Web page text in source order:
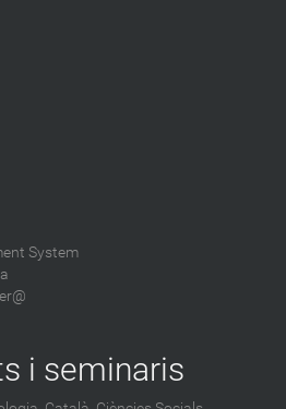
System
i seminaris